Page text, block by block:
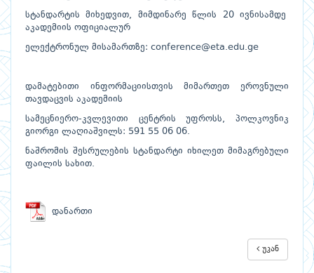
სტანდარტის მიხედვით, მიმდინარე წლის 20 ივნისამდე
აკადემიის ოფიციალურ
ელექტრონულ მისამართზე: conference@eta.edu.ge
დამატებითი ინფორმაციისთვის მიმართეთ ეროვნული
თავდაცვის აკადემიის
სამეცნიერო-კვლევითი ცენტრის უფროსს, პოლკოვნიკ
გიორგი ლაღიაშვილს: 591 55 06 06.
ნაშრომის შესრულების სტანდარტი იხილეთ მიმაგრებული
ფაილის სახით.
დანართი
უკან